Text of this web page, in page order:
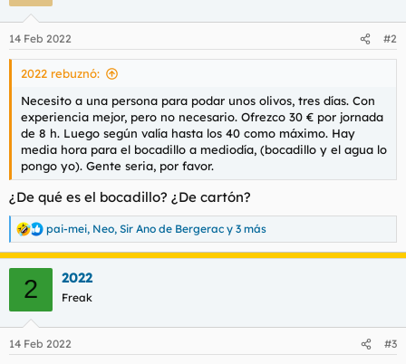
e
s
14 Feb 2022 #2
2022 rebuznó:
Necesito a una persona para podar unos olivos, tres días. Con
experiencia mejor, pero no necesario. Ofrezco 30 € por jornada
de 8 h. Luego según valía hasta los 40 como máximo. Hay
media hora para el bocadillo a mediodía, (bocadillo y el agua lo
pongo yo). Gente seria, por favor.
¿De qué es el bocadillo? ¿De cartón?
R
e
a
e
pai-mei, Neo, Sir Ano de Bergerac y 3 más
2 2022
Freak
14 Feb 2022 #3